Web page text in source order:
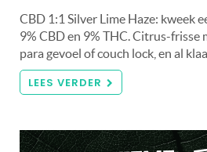
CBD 1:1 Silver Lime Haze: kweek
9% CBD en 9% THC. Citrus-frisse
para gevoel of couch lock, en al
LEES VERDER